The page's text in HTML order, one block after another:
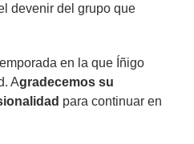
devenir del grupo que
en la que Íñigo
Agradecemos su
para continuar en